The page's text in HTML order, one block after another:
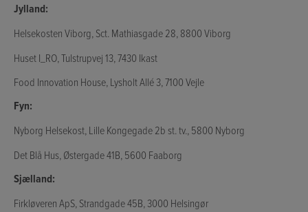
Jylland:
Helsekosten Viborg, Sct. Mathiasgade 28, 8800 Viborg
Huset I_RO, Tulstrupvej 13, 7430 Ikast
Food Innovation House, Lysholt Allé 3, 7100 Vejle
Fyn:
Nyborg Helsekost, Lille Kongegade 2b st. tv., 5800 Nyborg
Det Blå Hus, Østergade 41B, 5600 Faaborg
Sjælland:
Firkløveren ApS, Strandgade 45B, 3000 Helsingør